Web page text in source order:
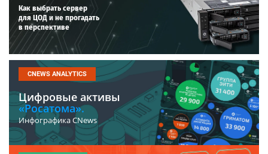
Как выбрать сервер
для ЦОД и не прогадать
в перспективе
CNEWS ANALYTICS
Цифровые активы
«Росатома».
Инфографика CNews